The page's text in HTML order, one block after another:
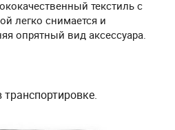
текстиль с
легко снимается и
опрятный вид аксессуара.